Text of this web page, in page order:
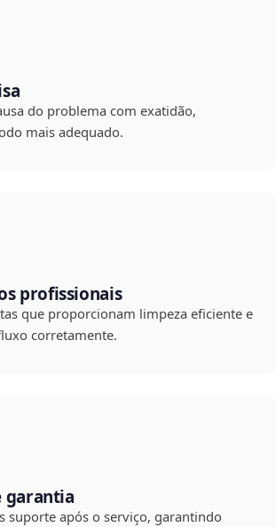
do problema com exatidão,
mais adequado.
profissionais
que proporcionam limpeza eficiente e
corretamente.
garantia
suporte após o serviço, garantindo